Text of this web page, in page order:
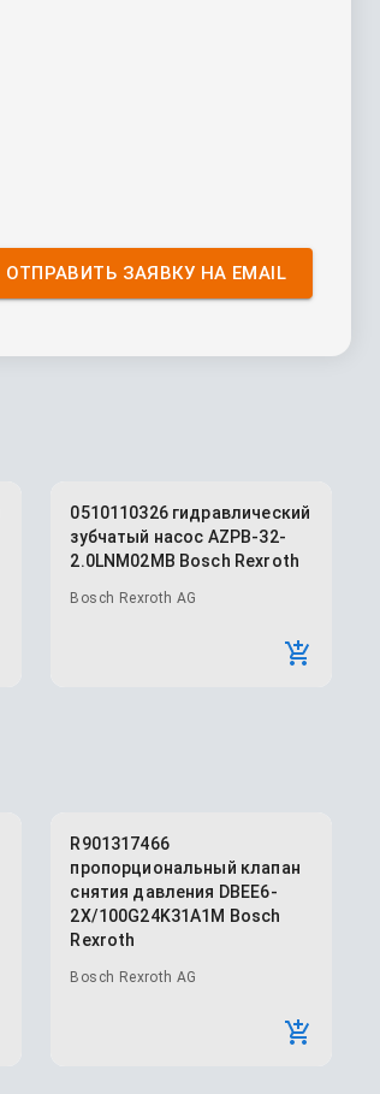
ОТПРАВИТЬ ЗАЯВКУ НА EMAIL
0510110326 гидравлический
зубчатый насос AZPB-32-
2.0LNM02MB Bosch Rexroth
Bosch Rexroth AG
R901317466
пропорциональный клапан
снятия давления DBEE6-
2X/100G24K31A1M Bosch
Rexroth
Bosch Rexroth AG